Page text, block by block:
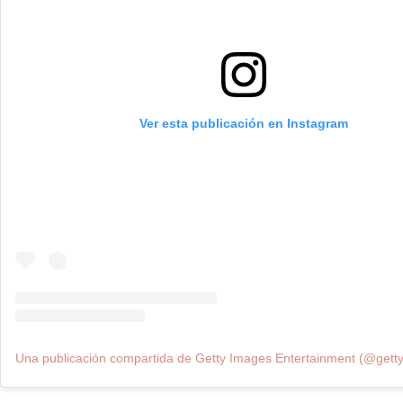
Ver esta publicación en Instagram